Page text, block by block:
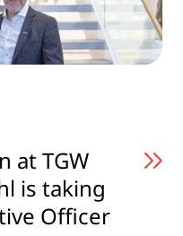
at TGW
is taking
Officer